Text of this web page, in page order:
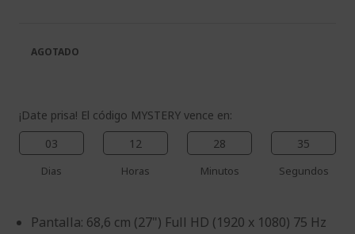
imágenes
galería
¡Date prisa! El código MYSTERY vence en:
03
Dias
12
Horas
28
Minutos
34
Segundos
Pantalla: 68,6 cm (27") Full HD (1920 x 1080) 75 Hz
AGOTADO